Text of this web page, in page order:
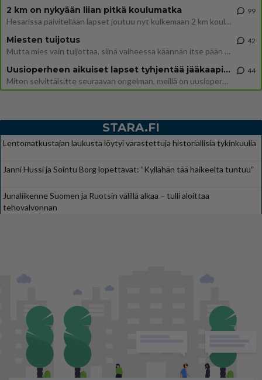
2 km on nykyään liian pitkä koulumatka
Hesarissa päivitellään lapset joutuu nyt kulkemaan 2 km kouluun jösses. Ruostefillarilla tuo matka menee vaikka miten äk
99
Miesten tuijotus
Mutta mies vain tuijottaa, siinä vaiheessa käännän itse pään pois. Mikä juttu? Yleensä jos joku tuijottaa tai katsoo, hä
42
Uusioperheen aikuiset lapset tyhjentää jääkaapin käydessään
Miten selvittäisitte seuraavan ongelman, meillä on uusioperhe, minulla teini-ikäiset lapset ja puolisolla aikuiset, jotk
44
STARA.FI
Lentomatkustajan laukusta löytyi varastettuja historiallisia tykinkuulia
Janni Hussi ja Sointu Borg lopettavat: ”Kyllähän tää haikeelta tuntuu”
Junaliikenne Suomen ja Ruotsin välillä alkaa – tulli aloittaa
tehovalvonnan